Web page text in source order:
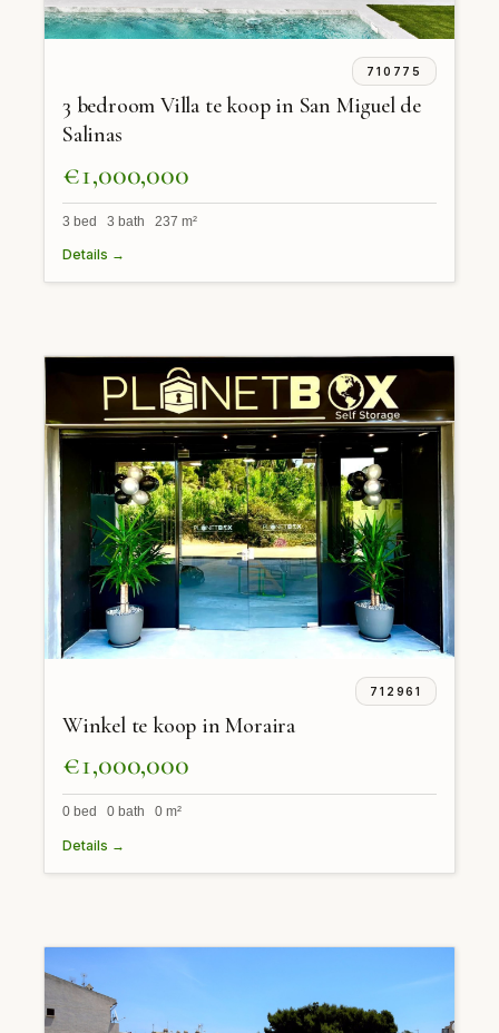
710775
3 bedroom Villa te koop in San Miguel de
Salinas
€1,000,000
3 bed 3 bath 237 m²
Details →
712961
Winkel te koop in Moraira
€1,000,000
0 bed 0 bath 0 m²
Details →